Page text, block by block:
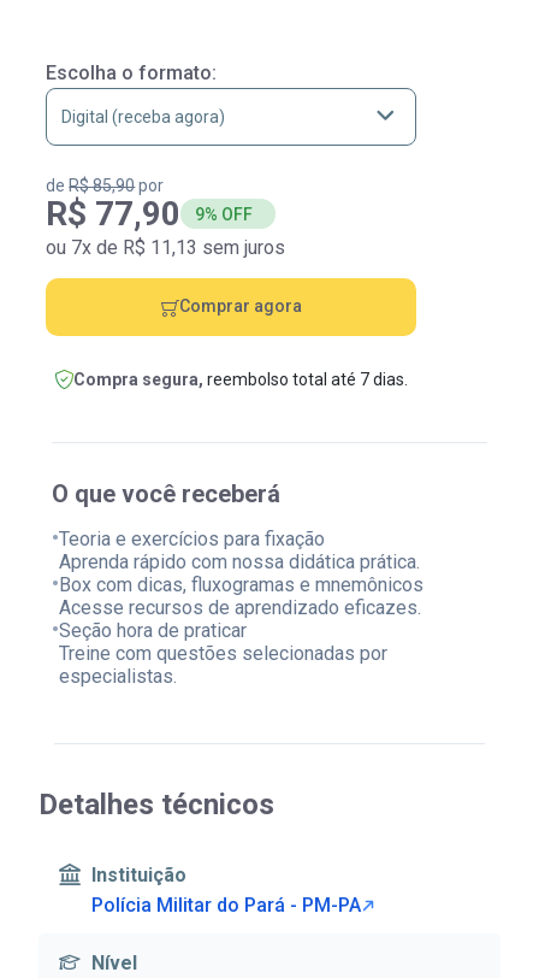
O que você receberá
•Teoria e exercícios para fixação
Aprenda rápido com nossa didática prática.
•Box com dicas, fluxogramas e mnemônicos
Acesse recursos de aprendizado eficazes.
•Seção hora de praticar
Treine com questões selecionadas por
especialistas.
Escolha o formato:
deR$ 85,90por
R$ 77,90 9% OFF
ou 7x de R$ 11,13 sem juros
Comprar agora
Compra segura, reembolso total até 7 dias.
Detalhes técnicos
Instituição
Polícia Militar do Pará - PM-PA
Nível